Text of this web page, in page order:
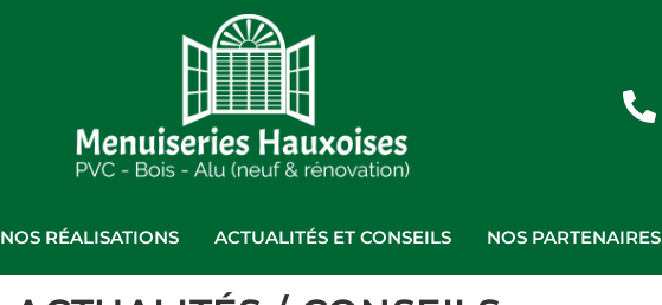
NOS RÉALISATIONS ACTUALITÉS ET CONSEILS NOS PARTENAIRES